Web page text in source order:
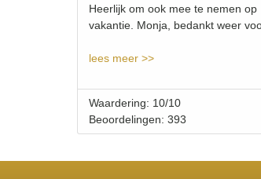
Heerlijk om ook mee te nemen op
vakantie. Monja, bedankt weer
lees meer >>
Waardering: 10/10
Beoordelingen: 393